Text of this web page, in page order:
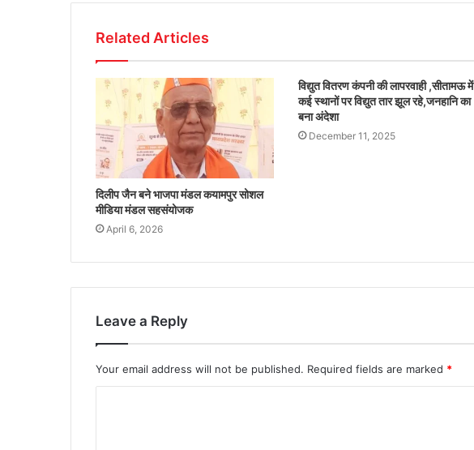
Related Articles
दिलीप जैन बने भाजपा मंडल कयामपुर सोशल
मीडिया मंडल सहसंयोजक
April 6, 2026
विद्युत वितरण कंपनी की लापरवाही ,सीतामऊ में
कई स्थानों पर विद्युत तार झूल रहे,जनहानि का
बना अंदेशा
December 11, 2025
Leave a Reply
Your email address will not be published. Required fields are marked *